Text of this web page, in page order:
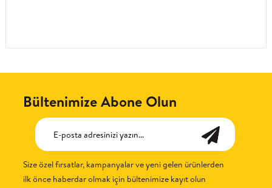
Bültenimize Abone Olun
Size özel fırsatlar, kampanyalar ve yeni gelen ürünlerden
ilk önce haberdar olmak için bültenimize kayıt olun